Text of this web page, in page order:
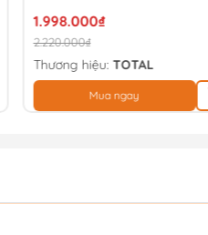
1.998.000₫
2.220.000₫
Thương hiệu: TOTAL
Mua ngay